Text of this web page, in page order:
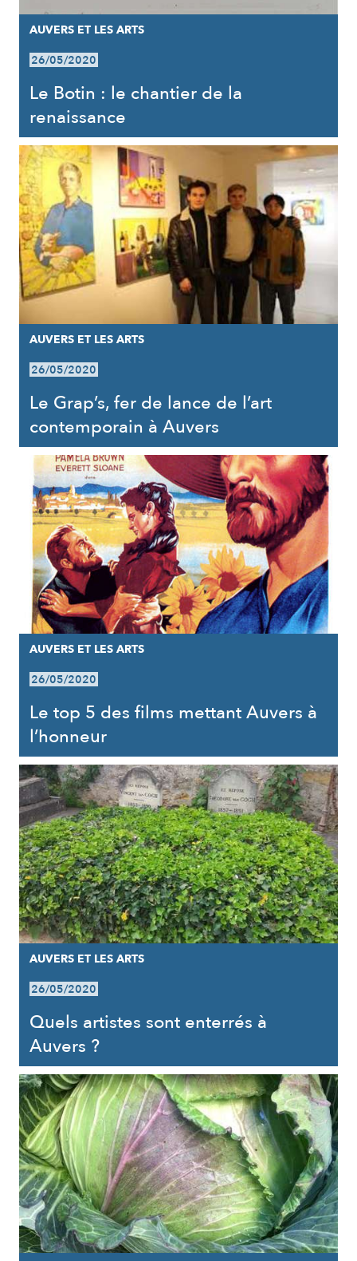
AUVERS ET LES ARTS
26/05/2020
Le Botin : le chantier de la
renaissance
AUVERS ET LES ARTS
26/05/2020
Le Grap’s, fer de lance de l’art
contemporain à Auvers
AUVERS ET LES ARTS
26/05/2020
Le top 5 des films mettant Auvers à
l’honneur
AUVERS ET LES ARTS
26/05/2020
Quels artistes sont enterrés à
Auvers ?